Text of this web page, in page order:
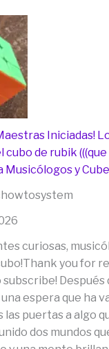
Iniciadas!
cubo de rubik
Musicólogos y
curiosas,
you for
Después
espera que ha
las puertas a algo
dos mundos